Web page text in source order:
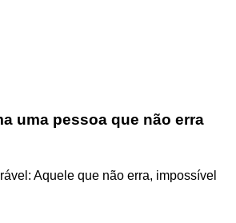
uma pessoa que não erra
Aquele que não erra, impossível